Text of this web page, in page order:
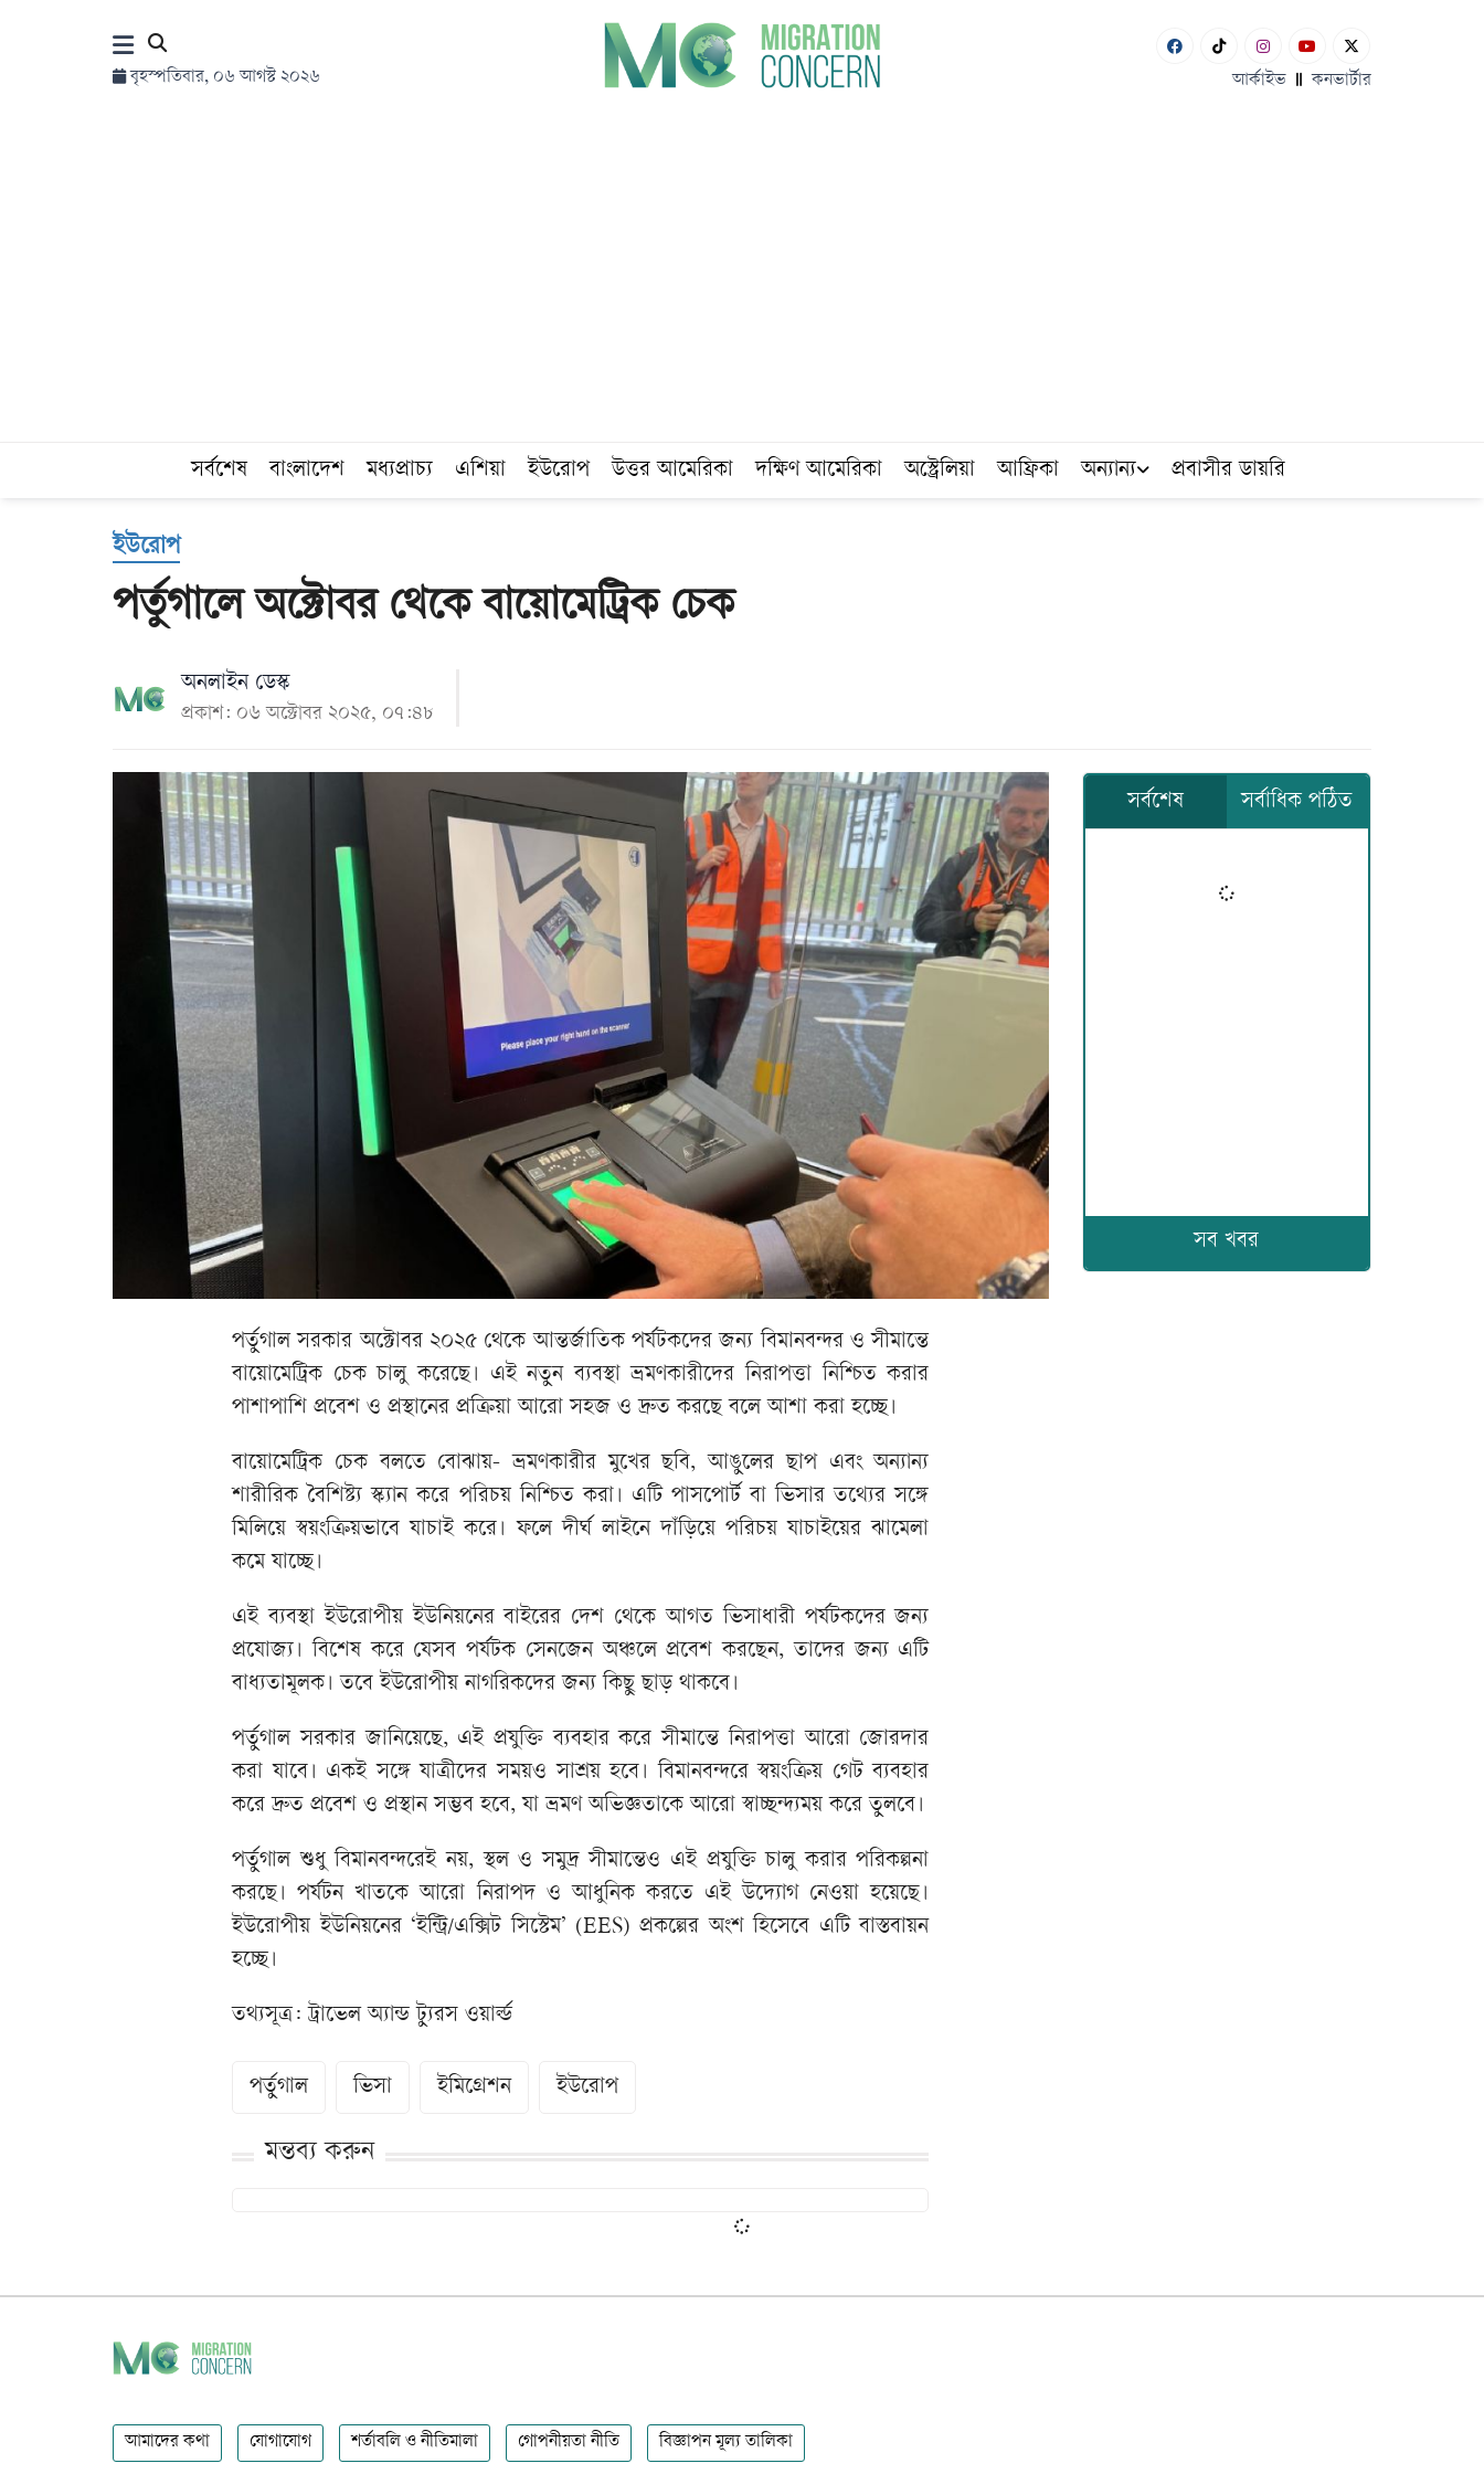
বৃহস্পতিবার, ০৬ আগস্ট ২০২৬ আর্কাইভ কনভার্টার
সর্বশেষ বাংলাদেশ মধ্যপ্রাচ্য এশিয়া ইউরোপ উত্তর আমেরিকা দক্ষিণ আমেরিকা অস্ট্রেলিয়া আফ্রিকা অন্যান্য প্রবাসীর ডায়রি
ইউরোপ
পর্তুগালে অক্টোবর থেকে বায়োমেট্রিক চেক
অনলাইন ডেস্ক
প্রকাশ: ০৬ অক্টোবর ২০২৫, ০৭:৪৮
পর্তুগাল সরকার অক্টোবর ২০২৫ থেকে আন্তর্জাতিক পর্যটকদের জন্য বিমানবন্দর ও সীমান্তে
বায়োমেট্রিক চেক চালু করেছে। এই নতুন ব্যবস্থা ভ্রমণকারীদের নিরাপত্তা নিশ্চিত করার
পাশাপাশি প্রবেশ ও প্রস্থানের প্রক্রিয়া আরো সহজ ও দ্রুত করছে বলে আশা করা হচ্ছে।
বায়োমেট্রিক চেক বলতে বোঝায়- ভ্রমণকারীর মুখের ছবি, আঙুলের ছাপ এবং অন্যান্য
শারীরিক বৈশিষ্ট্য স্ক্যান করে পরিচয় নিশ্চিত করা। এটি পাসপোর্ট বা ভিসার তথ্যের সঙ্গে
মিলিয়ে স্বয়ংক্রিয়ভাবে যাচাই করে। ফলে দীর্ঘ লাইনে দাঁড়িয়ে পরিচয় যাচাইয়ের ঝামেলা
কমে যাচ্ছে।
এই ব্যবস্থা ইউরোপীয় ইউনিয়নের বাইরের দেশ থেকে আগত ভিসাধারী পর্যটকদের জন্য
প্রযোজ্য। বিশেষ করে যেসব পর্যটক সেনজেন অঞ্চলে প্রবেশ করছেন, তাদের জন্য এটি
বাধ্যতামূলক। তবে ইউরোপীয় নাগরিকদের জন্য কিছু ছাড় থাকবে।
পর্তুগাল সরকার জানিয়েছে, এই প্রযুক্তি ব্যবহার করে সীমান্তে নিরাপত্তা আরো জোরদার
করা যাবে। একই সঙ্গে যাত্রীদের সময়ও সাশ্রয় হবে। বিমানবন্দরে স্বয়ংক্রিয় গেট ব্যবহার
করে দ্রুত প্রবেশ ও প্রস্থান সম্ভব হবে, যা ভ্রমণ অভিজ্ঞতাকে আরো স্বাচ্ছন্দ্যময় করে তুলবে।
পর্তুগাল শুধু বিমানবন্দরেই নয়, স্থল ও সমুদ্র সীমান্তেও এই প্রযুক্তি চালু করার পরিকল্পনা
করছে। পর্যটন খাতকে আরো নিরাপদ ও আধুনিক করতে এই উদ্যোগ নেওয়া হয়েছে।
ইউরোপীয় ইউনিয়নের ‘ইন্ট্রি/এক্সিট সিস্টেম’ (EES) প্রকল্পের অংশ হিসেবে এটি বাস্তবায়ন
হচ্ছে।
তথ্যসূত্র: ট্রাভেল অ্যান্ড ট্যুরস ওয়ার্ল্ড
পর্তুগাল ভিসা ইমিগ্রেশন ইউরোপ
মন্তব্য করুন
সর্বশেষ সর্বাধিক পঠিত
সব খবর
আমাদের কথা যোগাযোগ শর্তাবলি ও নীতিমালা গোপনীয়তা নীতি বিজ্ঞাপন মূল্য তালিকা